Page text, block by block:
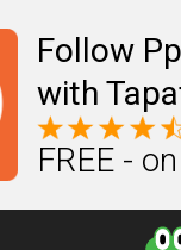
Follow
with
FREE -